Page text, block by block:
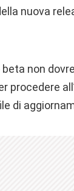
nuova
non
procedere
di